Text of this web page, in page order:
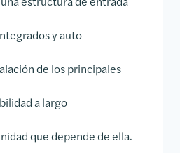
y auto
de los principales
a largo
que depende de ella.